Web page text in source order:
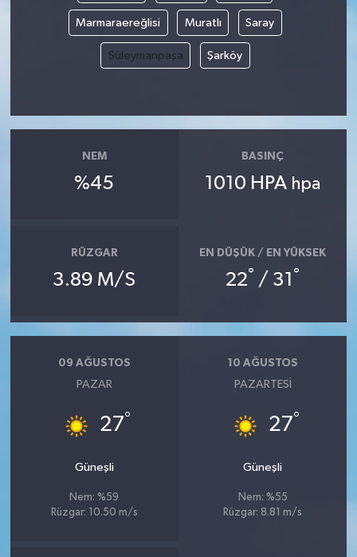
Marmaraereğlisi Muratlı Saray
Süleymanpaşa Şarköy
NEM
%45
BASINÇ
1010 HPA hpa
RÜZGAR
3.89 M/S
EN DÜŞÜK / EN YÜKSEK
22° / 31 °
09 AĞUSTOS
PAZAR
27°
Güneşli
Nem: %59
Rüzgar: 10.50 m/s
10 AĞUSTOS
PAZARTESI
27°
Güneşli
Nem: %55
Rüzgar: 8.81 m/s